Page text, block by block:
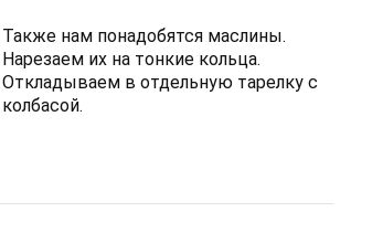
Также нам понадобятся маслины.
Нарезаем их на тонкие кольца.
Откладываем в отдельную тарелку с
колбасой.